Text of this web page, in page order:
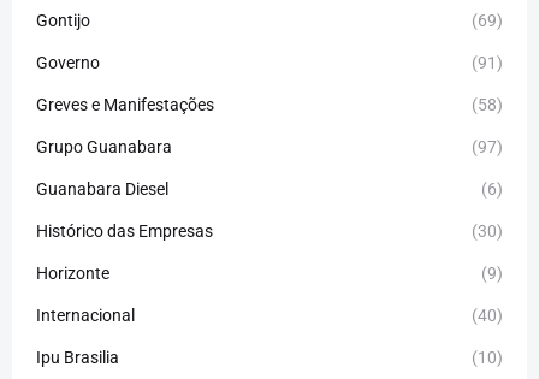
Gontijo (69)
Governo (91)
Greves e Manifestações (58)
Grupo Guanabara (97)
Guanabara Diesel (6)
Histórico das Empresas (30)
Horizonte (9)
Internacional (40)
Ipu Brasilia (10)